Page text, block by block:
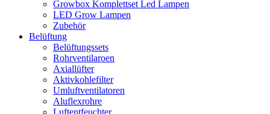
Growbox Komplettset Led Lampen
LED Grow Lampen
Zubehör
Belüftung
Belüftungssets
Rohrventilaroen
Axiallüfter
Aktivkohlefilter
Umluftventilatoren
Aluflexrohre
Luftentfeuchter